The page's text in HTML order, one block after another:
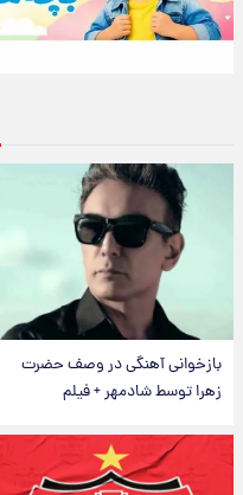
بازخوانی آهنگی در وصف حضرت
زهرا توسط شادمهر + فیلم